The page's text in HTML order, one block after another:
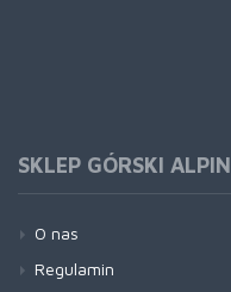
SKLEP GÓRSKI ALPIN
O nas
Regulamin